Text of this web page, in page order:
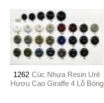
1262 Cúc Nhựa Resin Urê
Hươu Cao Giraffe 4 Lỗ Bóng